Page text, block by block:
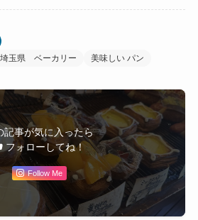
埼玉県 ベーカリー 美味しい パン
記事が気に入ったら
フォローしてね！
Follow Me